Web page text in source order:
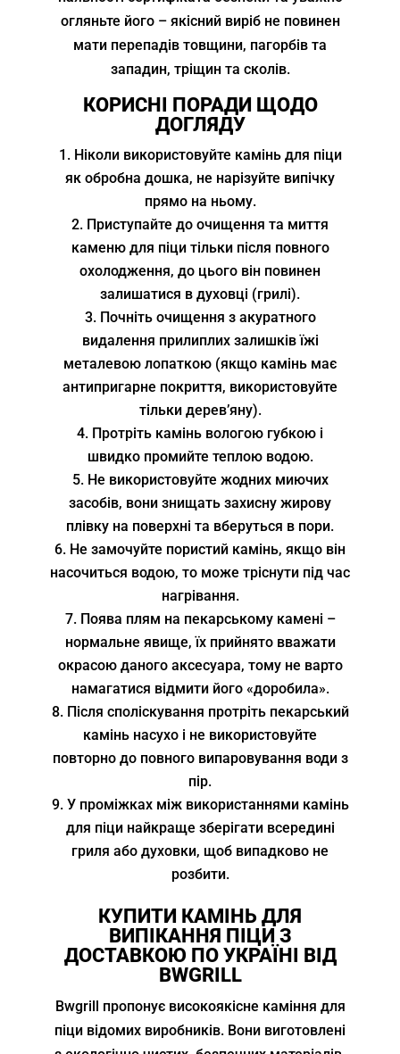
огляньте його – якісний виріб не повинен
мати перепадів товщини, пагорбів та
западин, тріщин та сколів.
КОРИСНІ ПОРАДИ ЩОДО
ДОГЛЯДУ
Ніколи використовуйте камінь для піци
як обробна дошка, не нарізуйте випічку
прямо на ньому.
Приступайте до очищення та миття
каменю для піци тільки після повного
охолодження, до цього він повинен
залишатися в духовці (грилі).
Почніть очищення з акуратного
видалення прилиплих залишків їжі
металевою лопаткою (якщо камінь має
антипригарне покриття, використовуйте
тільки дерев’яну).
Протріть камінь вологою губкою і
швидко промийте теплою водою.
Не використовуйте жодних миючих
засобів, вони знищать захисну жирову
плівку на поверхні та вберуться в пори.
Не замочуйте пористий камінь, якщо він
насочиться водою, то може тріснути під час
нагрівання.
Поява плям на пекарському камені –
нормальне явище, їх прийнято вважати
окрасою даного аксесуара, тому не варто
намагатися відмити його «доробила».
Після споліскування протріть пекарський
камінь насухо і не використовуйте
повторно до повного випаровування води з
пір.
У проміжках між використаннями камінь
для піци найкраще зберігати всередині
гриля або духовки, щоб випадково не
розбити.
КУПИТИ КАМІНЬ ДЛЯ
ВИПІКАННЯ ПІЦИ З
ДОСТАВКОЮ ПО УКРАЇНІ ВІД
BWGRILL
Bwgrill пропонує високоякісне каміння для
піци відомих виробників. Вони виготовлені